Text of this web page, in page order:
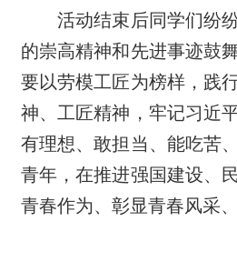
活动结束后同学们纷纷
的崇高精神和先进事迹鼓
要以劳模工匠为榜样，践
神、工匠精神，牢记习近
有理想、敢担当、能吃苦
青年，在推进强国建设、
青春作为、彰显青春风采